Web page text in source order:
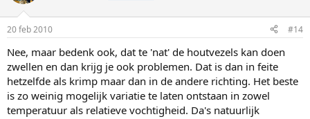
20 feb 2010 #14
Nee, maar bedenk ook, dat te 'nat' de houtvezels kan doen
zwellen en dan krijg je ook problemen. Dat is dan in feite
hetzelfde als krimp maar dan in de andere richting. Het beste
is zo weinig mogelijk variatie te laten ontstaan in zowel
temperatuur als relatieve vochtigheid. Da's natuurlijk